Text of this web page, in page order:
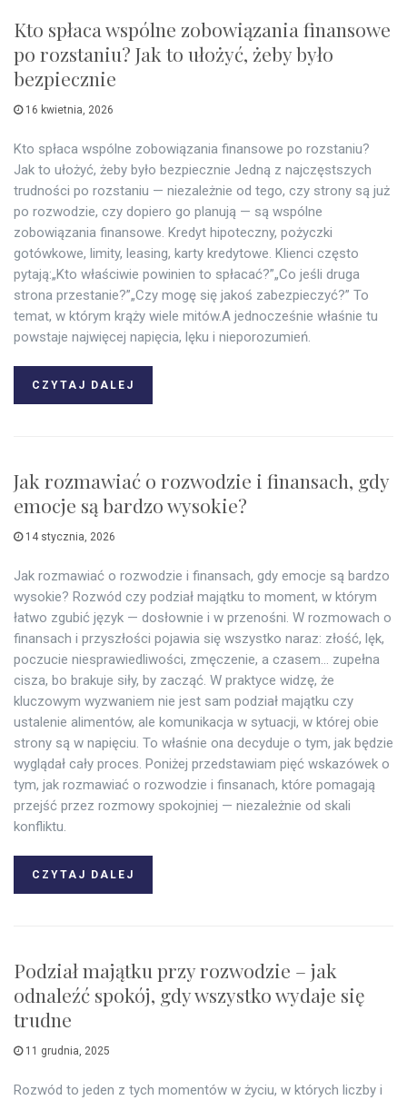
Kto spłaca wspólne zobowiązania finansowe
po rozstaniu? Jak to ułożyć, żeby było
bezpiecznie
16 kwietnia, 2026
Kto spłaca wspólne zobowiązania finansowe po rozstaniu?
Jak to ułożyć, żeby było bezpiecznie Jedną z najczęstszych
trudności po rozstaniu — niezależnie od tego, czy strony są już
po rozwodzie, czy dopiero go planują — są wspólne
zobowiązania finansowe. Kredyt hipoteczny, pożyczki
gotówkowe, limity, leasing, karty kredytowe. Klienci często
pytają:„Kto właściwie powinien to spłacać?”„Co jeśli druga
strona przestanie?”„Czy mogę się jakoś zabezpieczyć?” To
temat, w którym krąży wiele mitów.A jednocześnie właśnie tu
powstaje najwięcej napięcia, lęku i nieporozumień.
CZYTAJ DALEJ
Jak rozmawiać o rozwodzie i finansach, gdy
emocje są bardzo wysokie?
14 stycznia, 2026
Jak rozmawiać o rozwodzie i finansach, gdy emocje są bardzo
wysokie? Rozwód czy podział majątku to moment, w którym
łatwo zgubić język — dosłownie i w przenośni. W rozmowach o
finansach i przyszłości pojawia się wszystko naraz: złość, lęk,
poczucie niesprawiedliwości, zmęczenie, a czasem… zupełna
cisza, bo brakuje siły, by zacząć. W praktyce widzę, że
kluczowym wyzwaniem nie jest sam podział majątku czy
ustalenie alimentów, ale komunikacja w sytuacji, w której obie
strony są w napięciu. To właśnie ona decyduje o tym, jak będzie
wyglądał cały proces. Poniżej przedstawiam pięć wskazówek o
tym, jak rozmawiać o rozwodzie i finsanach, które pomagają
przejść przez rozmowy spokojniej — niezależnie od skali
konfliktu.
CZYTAJ DALEJ
Podział majątku przy rozwodzie – jak
odnaleźć spokój, gdy wszystko wydaje się
trudne
11 grudnia, 2025
Rozwód to jeden z tych momentów w życiu, w których liczby i